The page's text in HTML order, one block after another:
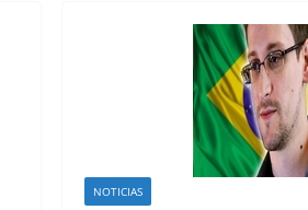
NOTICIAS